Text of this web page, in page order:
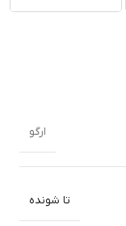
ارگو
تا شونده